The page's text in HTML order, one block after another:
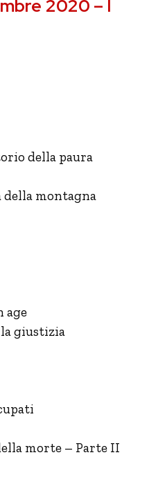
2020 – I
della paura
della montagna
age
giustizia
morte – Parte II